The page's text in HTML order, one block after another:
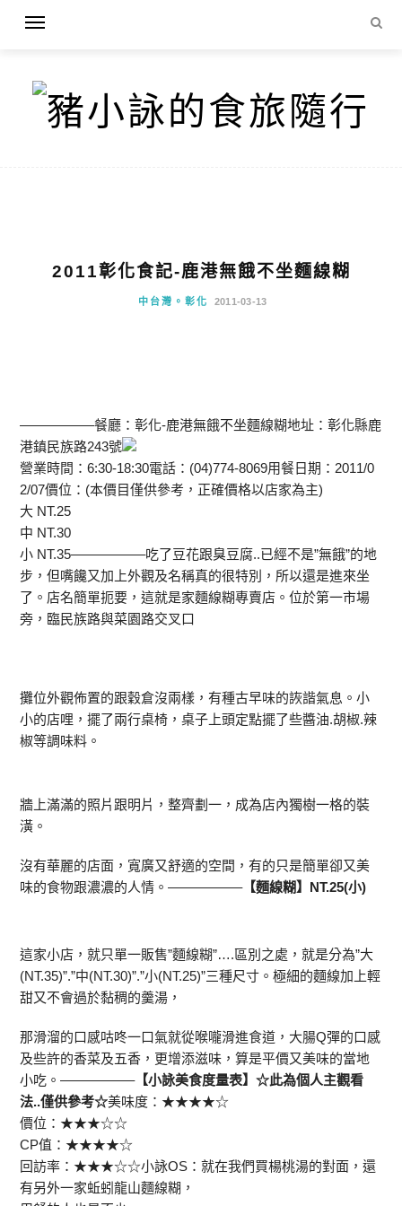
2011彰化食記-鹿港無餓不坐麵線糊
中台灣。彰化 2011-03-13
—————–餐廳：彰化-鹿港無餓不坐麵線糊地址：彰化縣鹿
港鎮民族路243號
營業時間：6:30-18:30電話：(04)774-8069用餐日期：2011/0
2/07價位：(本價目僅供參考，正確價格以店家為主)
大 NT.25
中 NT.30
小 NT.35—————–吃了豆花跟臭豆腐..已經不是”無餓”的地
步，但嘴饞又加上外觀及名稱真的很特別，所以還是進來坐
了。店名簡單扼要，這就是家麵線糊專賣店。位於第一市場
旁，臨民族路與菜園路交叉口
攤位外觀佈置的跟穀倉沒兩樣，有種古早味的詼諧氣息。小
小的店哩，擺了兩行桌椅，桌子上頭定點擺了些醬油.胡椒.辣
椒等調味料。
牆上滿滿的照片跟明片，整齊劃一，成為店內獨樹一格的裝
潢。
沒有華麗的店面，寬廣又舒適的空間，有的只是簡單卻又美
味的食物跟濃濃的人情。—————–【麵線糊】NT.25(小)
這家小店，就只單一販售”麵線糊”….區別之處，就是分為”大
(NT.35)”.”中(NT.30)”.”小(NT.25)”三種尺寸。極細的麵線加上輕
甜又不會過於黏稠的羹湯，
那滑溜的口感咕咚一口氣就從喉嚨滑進食道，大腸Q彈的口感
及些許的香菜及五香，更增添滋味，算是平價又美味的當地
小吃。—————–【小詠美食度量表】☆此為個人主觀看
法..僅供參考☆美味度：★★★★☆
價位：★★★☆☆
CP值：★★★★☆
回訪率：★★★☆☆小詠OS：就在我們買楊桃湯的對面，還
有另外一家蚯蚓龍山麵線糊，